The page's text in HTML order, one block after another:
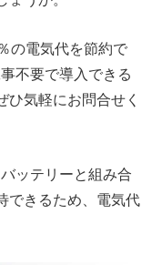
の電気代を節約で
不要で導入できる
ひ気軽にお問合せく
ッテリーと組み合
できるため、電気代